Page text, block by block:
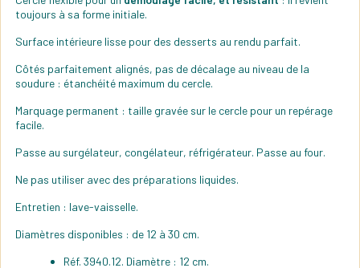
toujours à sa forme initiale.
Surface intérieure lisse pour des desserts au rendu parfait.
Côtés parfaitement alignés, pas de décalage au niveau de la
soudure : étanchéité maximum du cercle.
Marquage permanent : taille gravée sur le cercle pour un repérage
facile.
Passe au surgélateur, congélateur, réfrigérateur. Passe au four.
Ne pas utiliser avec des préparations liquides.
Entretien : lave-vaisselle.
Diamètres disponibles : de 12 à 30 cm.
Réf. 3940.12. Diamètre : 12 cm.